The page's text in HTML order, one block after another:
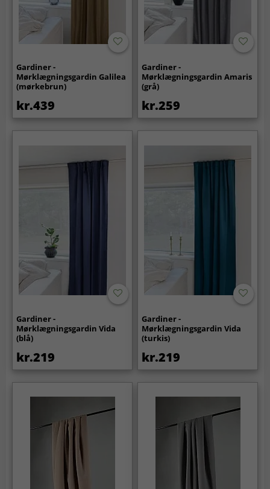
Gardiner -
Mørklægningsgardin Galilea
(mørkebrun)
kr.439
Gardiner -
Mørklægningsgardin Amaris
(grå)
kr.259
Gardiner -
Mørklægningsgardin Vida
(blå)
kr.219
Gardiner -
Mørklægningsgardin Vida
(turkis)
kr.219